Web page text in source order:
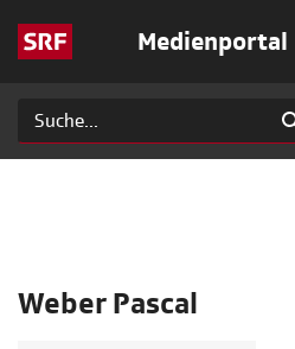
Medienportal
Weber Pascal